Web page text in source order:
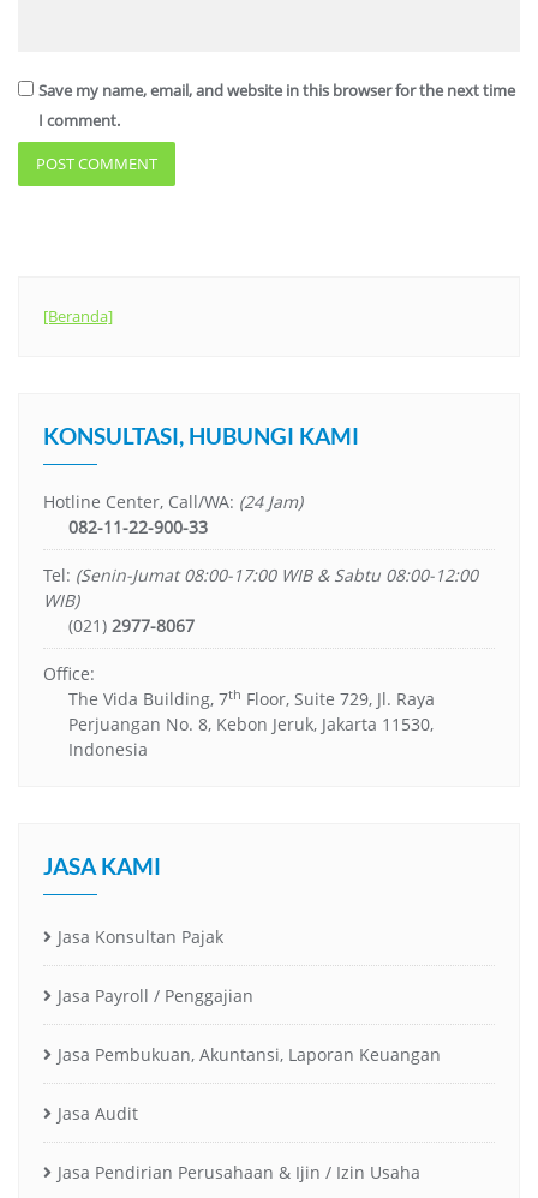
Save my name, email, and website in this browser for the next time
I comment.
[Beranda]
KONSULTASI, HUBUNGI KAMI
Hotline Center, Call/WA: (24 Jam)
082-11-22-900-33
Tel: (Senin-Jumat 08:00-17:00 WIB & Sabtu 08:00-12:00
WIB)
(021) 2977-8067
Office:
The Vida Building, 7th Floor, Suite 729, Jl. Raya
Perjuangan No. 8, Kebon Jeruk, Jakarta 11530,
Indonesia
JASA KAMI
Jasa Konsultan Pajak
Jasa Payroll / Penggajian
Jasa Pembukuan, Akuntansi, Laporan Keuangan
Jasa Audit
Jasa Pendirian Perusahaan & Ijin / Izin Usaha